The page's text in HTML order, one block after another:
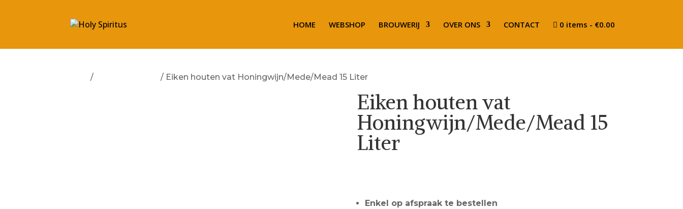
HOME WEBSHOP BROUWERIJ OVER ONS CONTACT 0 items €0.00
/ / Eiken houten vat Honingwijn/Mede/Mead 15 Liter
Eiken houten vat
Honingwijn/Mede/Mead 15
Liter
Enkel op afspraak te bestellen